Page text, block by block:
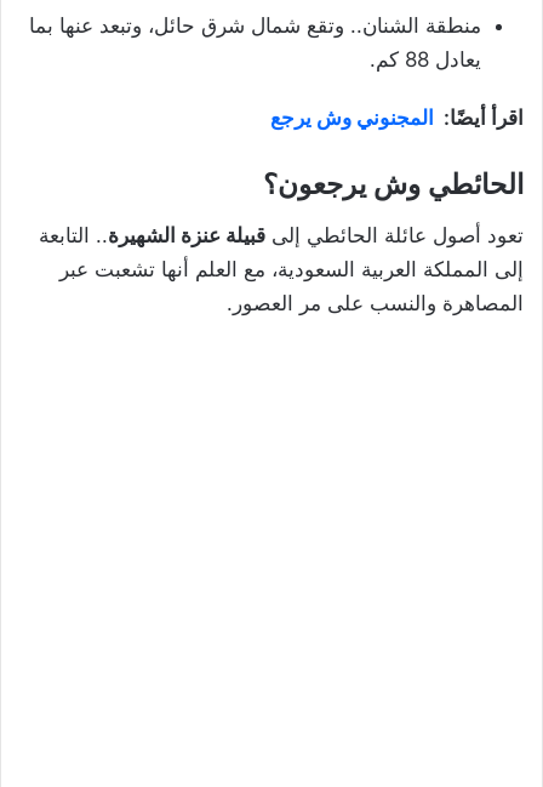
منطقة الشنان.. وتقع شمال شرق حائل، وتبعد عنها بما
يعادل 88 كم.
اقرأ أيضًا: المجنوني وش يرجع
الحائطي وش يرجعون؟
تعود أصول عائلة الحائطي إلى قبيلة عنزة الشهيرة.. التابعة
إلى المملكة العربية السعودية، مع العلم أنها تشعبت عبر
المصاهرة والنسب على مر العصور.